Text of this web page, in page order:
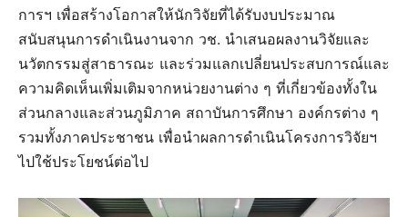
การฯ เพื่อสร้างโอกาสให้นักวิจัยที่ได้รับงบประมาณ
สนับสนุนการดำเนินงานจาก วช. นำเสนอผลงานวิจัยและ
นวัตกรรมสู่สาธารณะ และร่วมแลกเปลี่ยนประสบการณ์และ
ความคิดเห็นเพิ่มเติมจากหน่วยงานต่าง ๆ ที่เกี่ยวข้องทั้งใน
ส่วนกลางและส่วนภูมิภาค สถาบันการศึกษา องค์กรต่าง ๆ
รวมทั้งภาคประชาชน เพื่อนำผลการดำเนินโครงการวิจัยฯ
ไปใช้ประโยชน์ต่อไป